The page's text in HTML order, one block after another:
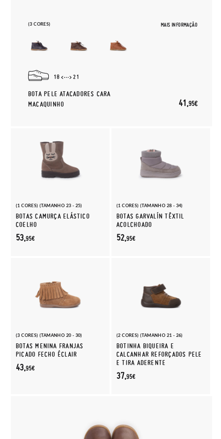
(3 CORES) MAIS INFORMAÇÃO
18 21
BOTA PELE ATACADORES CARA
MACAQUINHO
41,95€
(1 CORES) (TAMANHO 23 - 25)
BOTAS CAMURÇA ELÁSTICO
COELHO
53,95€
(1 CORES) (TAMANHO 28 - 34)
BOTAS GARVALÍN TÊXTIL
ACOLCHOADO
52,95€
(3 CORES) (TAMANHO 20 - 30)
BOTAS MENINA FRANJAS
PICADO FECHO ÉCLAIR
43,95€
(2 CORES) (TAMANHO 21 - 26)
BOTINHA BIQUEIRA E
CALCANHAR REFORÇADOS PELE
E TIRA ADERENTE
37,95€